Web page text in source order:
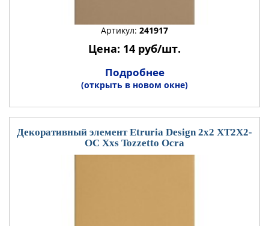
Артикул: 241917
Цена: 14 руб/шт.
Подробнее
(открыть в новом окне)
Декоративный элемент Etruria Design 2x2 XT2X2-
OC Xxs Tozzetto Ocra